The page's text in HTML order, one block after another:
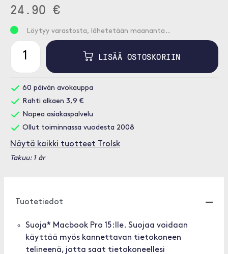
24.90 €
Löytyy varastosta, lähetetään maananta..
LISÄÄ OSTOSKORIIN
60 päivän avokauppa
Rahti alkaen 3,9 €
Nopea asiakaspalvelu
Ollut toiminnassa vuodesta 2008
Näytä kaikki tuotteet Trolsk
Takuu: 1 år
Tuotetiedot
Suoja* Macbook Pro 15:lle. Suojaa voidaan
käyttää myös kannettavan tietokoneen
telineenä, jotta saat tietokoneellesi